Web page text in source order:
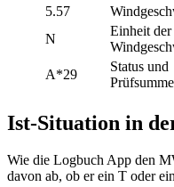
5.57
N
Einheit der
A*29
Status und
Prüfsumme
Ist-Situation in
Wie die Logbuch App den
davon ab, ob er ein T oder